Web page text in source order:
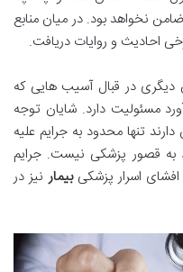
نخواهد بود. در میان منابع
احادیث و روایات دریافت.
دیگری در قبال آسیب هایی که
مسئولیت دارد. شایان توجه
تنها محدود به جرایم علیه
به قصور پزشکی نیست. جرایم
اسرار پزشکیبیمار نیز در